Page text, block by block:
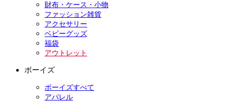
財布・ケース・小物
ファッション雑貨
アクセサリー
ベビーグッズ
福袋
アウトレット
ボーイズ
ボーイズすべて
アパレル